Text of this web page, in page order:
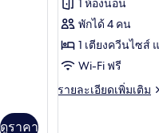
บเบิล,
ระเบียง
ดูราคา
ของ
ห้อง
แฟ
มิ
1 ห้องนอน
พักได้ 4 คน
1 เตียงควีนไซส์
Wi-Fi ฟรี
รายละเอียดเพิ่มเติม
ราย